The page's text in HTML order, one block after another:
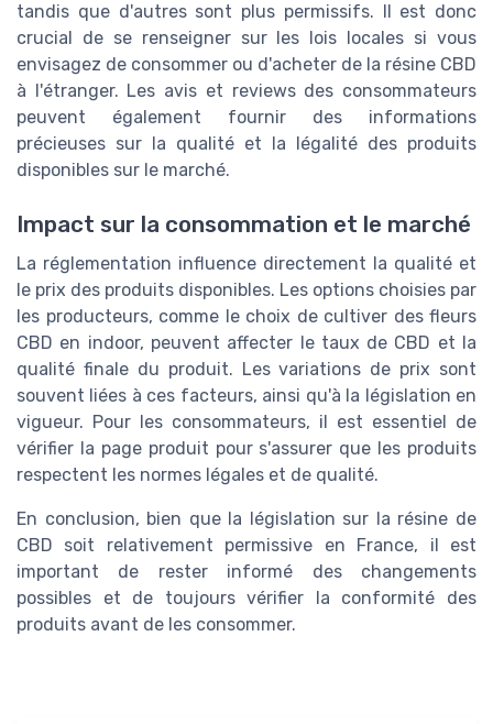
tandis que d'autres sont plus permissifs. Il est donc
crucial de se renseigner sur les lois locales si vous
envisagez de consommer ou d'acheter de la résine CBD
à l'étranger. Les avis et reviews des consommateurs
peuvent également fournir des informations
précieuses sur la qualité et la légalité des produits
disponibles sur le marché.
Impact sur la consommation et le marché
La réglementation influence directement la qualité et
le prix des produits disponibles. Les options choisies par
les producteurs, comme le choix de cultiver des fleurs
CBD en indoor, peuvent affecter le taux de CBD et la
qualité finale du produit. Les variations de prix sont
souvent liées à ces facteurs, ainsi qu'à la législation en
vigueur. Pour les consommateurs, il est essentiel de
vérifier la page produit pour s'assurer que les produits
respectent les normes légales et de qualité.
En conclusion, bien que la législation sur la résine de
CBD soit relativement permissive en France, il est
important de rester informé des changements
possibles et de toujours vérifier la conformité des
produits avant de les consommer.